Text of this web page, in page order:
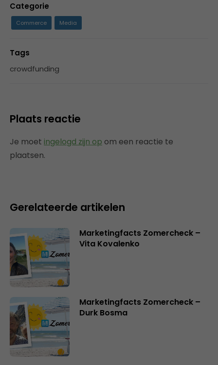
Categorie
Commerce Media
Tags
crowdfunding
Plaats reactie
Je moet ingelogd zijn op om een reactie te
plaatsen.
Gerelateerde artikelen
Marketingfacts Zomercheck –
Vita Kovalenko
Marketingfacts Zomercheck –
Durk Bosma